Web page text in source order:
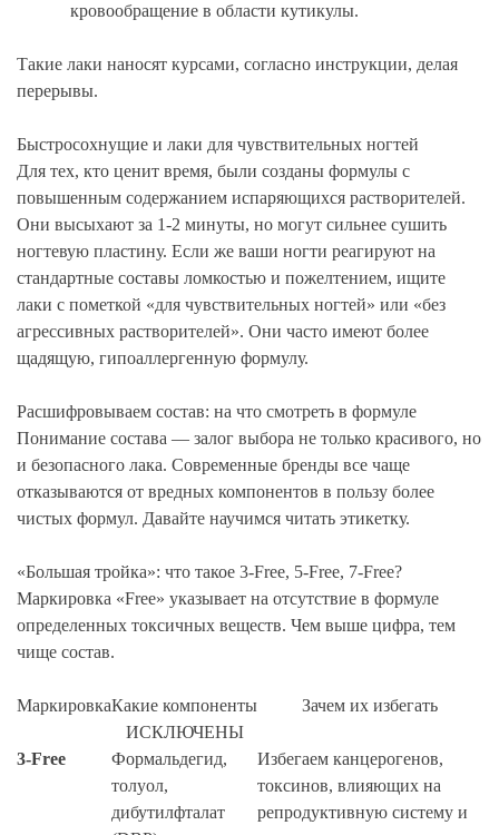
кровообращение в области кутикулы.
Такие лаки наносят курсами, согласно инструкции, делая
перерывы.
Быстросохнущие и лаки для чувствительных ногтей
Для тех, кто ценит время, были созданы формулы с
повышенным содержанием испаряющихся растворителей.
Они высыхают за 1-2 минуты, но могут сильнее сушить
ногтевую пластину. Если же ваши ногти реагируют на
стандартные составы ломкостью и пожелтением, ищите
лаки с пометкой «для чувствительных ногтей» или «без
агрессивных растворителей». Они часто имеют более
щадящую, гипоаллергенную формулу.
Расшифровываем состав: на что смотреть в формуле
Понимание состава — залог выбора не только красивого, но
и безопасного лака. Современные бренды все чаще
отказываются от вредных компонентов в пользу более
чистых формул. Давайте научимся читать этикетку.
«Большая тройка»: что такое 3-Free, 5-Free, 7-Free?
Маркировка «Free» указывает на отсутствие в формуле
определенных токсичных веществ. Чем выше цифра, тем
чище состав.
МаркировкаКакие компоненты
ИСКЛЮЧЕНЫ
Зачем их избегать
3-Free
Формальдегид,
толуол,
дибутилфталат
Избегаем канцерогенов,
токсинов, влияющих на
репродуктивную систему и